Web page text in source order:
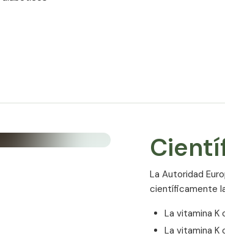
de crustáceos,
La Autoridad
científicamente
La vitamina K
La vitamina K